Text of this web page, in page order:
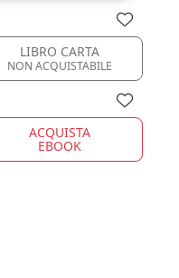
LIBRO CARTA
NON ACQUISTABILE
ACQUISTA
EBOOK